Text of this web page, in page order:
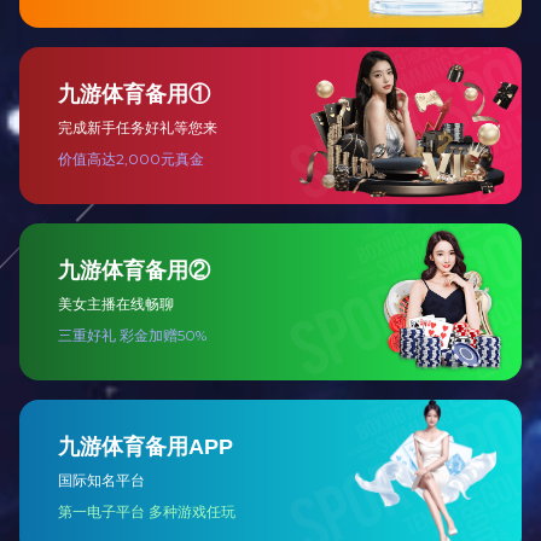
易拉罐灌装封盖一体机（72000CPH）